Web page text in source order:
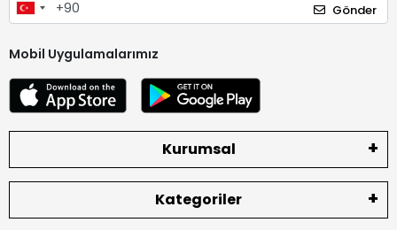
Gönder
Mobil Uygulamalarımız
Kurumsal
Kategoriler